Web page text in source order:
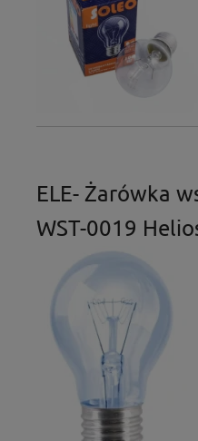
ELE- Żarówka
WST-0019